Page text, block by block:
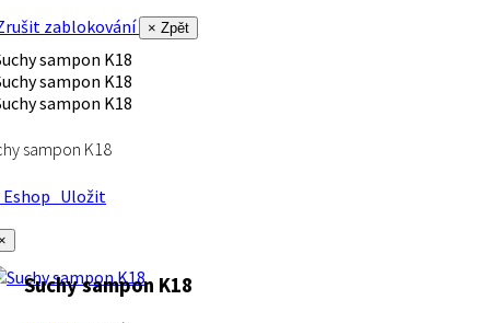
zablokování
× Zpět
sampon K18
Uložit
Suchy sampon K18